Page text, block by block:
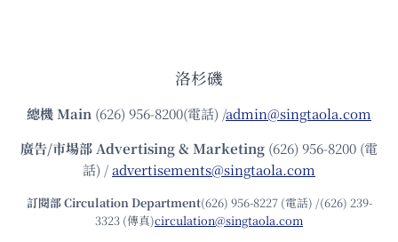
洛杉磯
總機Main (626) 956-8200(電話) /admin@singtaola.com
廣告/市場部Advertising & Marketing (626) 956-8200 (電
話) /advertisements@singtaola.com
訂閱部 Circulation Department(626) 956-8227 (電話) /(626) 239-
3323 (傳真)circulation@singtaola.com